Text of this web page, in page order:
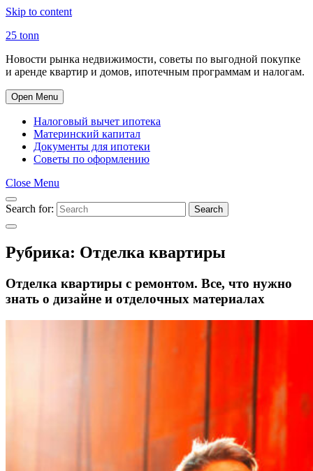
Skip to content
25 tonn
Новости рынка недвижимости, советы по выгодной покупке
и аренде квартир и домов, ипотечным программам и налогам.
Open Menu
Налоговый вычет ипотека
Материнский капитал
Документы для ипотеки
Советы по оформлению
Close Menu
Search for: Search
Рубрика: Отделка квартиры
Отделка квартиры с ремонтом. Все, что нужно
знать о дизайне и отделочных материалах